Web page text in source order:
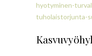
hyotyminen-
tuholaistorjunta-